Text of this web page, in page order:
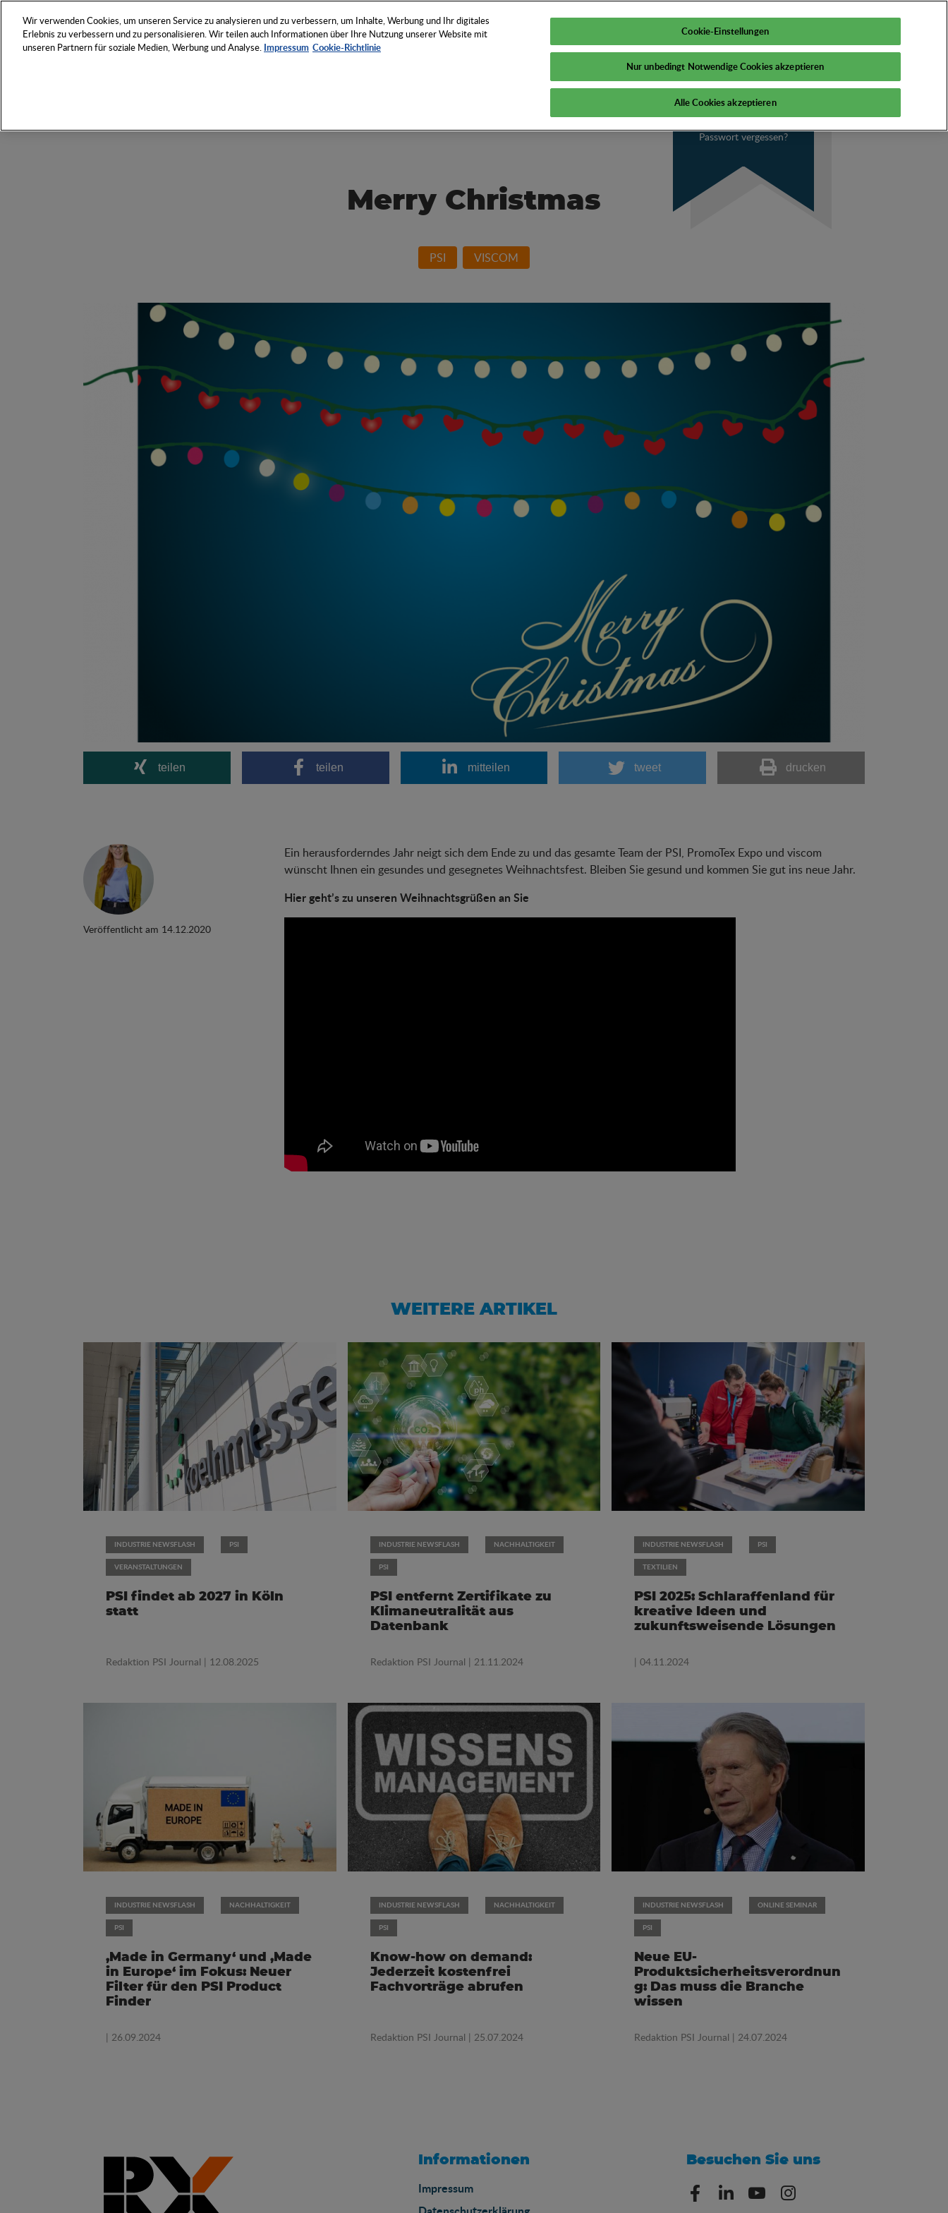
NETZWERK VERANSTALTUNGEN TOOLS NEWS KNOW-HOW FAQS DE
Passwort vergessen?
Mein PSI
Merry Christmas
PSI VISCOM
teilen teilen mitteilen tweet drucken
Veröffentlicht am 14.12.2020
Ein herausforderndes Jahr neigt sich dem Ende zu und das gesamte Team der PSI, PromoTex Expo und viscom
wünscht Ihnen ein gesundes und gesegnetes Weihnachtsfest. Bleiben Sie gesund und kommen Sie gut ins neue Jahr.
Hier geht’s zu unseren Weihnachtsgrüßen an Sie
WEITERE ARTIKEL
INDUSTRIE NEWSFLASH PSI
VERANSTALTUNGEN
PSI findet ab 2027 in Köln
statt
Redaktion PSI Journal | 12.08.2025
INDUSTRIE NEWSFLASH NACHHALTIGKEIT
PSI
PSI entfernt Zertifikate zu
Klimaneutralität aus
Datenbank
Redaktion PSI Journal | 21.11.2024
INDUSTRIE NEWSFLASH PSI
TEXTILIEN
PSI 2025: Schlaraffenland für
kreative Ideen und
zukunftsweisende Lösungen
| 04.11.2024
INDUSTRIE NEWSFLASH NACHHALTIGKEIT
PSI
‚Made in Germany‘ und ‚Made
in Europe‘ im Fokus: Neuer
Filter für den PSI Product
Finder
| 26.09.2024
INDUSTRIE NEWSFLASH NACHHALTIGKEIT
PSI
Know-how on demand:
Jederzeit kostenfrei
Fachvorträge abrufen
Redaktion PSI Journal | 25.07.2024
INDUSTRIE NEWSFLASH ONLINE SEMINAR
PSI
Neue EU-
Produktsicherheitsverordnun
g: Das muss die Branche
wissen
Redaktion PSI Journal | 24.07.2024
Informationen
Impressum
Besuchen Sie uns
Wir verwenden Cookies, um unseren Service zu analysieren und zu verbessern, um Inhalte, Werbung und Ihr digitales
Erlebnis zu verbessern und zu personalisieren. Wir teilen auch Informationen über Ihre Nutzung unserer Website mit
unseren Partnern für soziale Medien, Werbung und Analyse. Impressum Cookie-Richtlinie
Cookie-Einstellungen
Nur unbedingt Notwendige Cookies akzeptieren
Alle Cookies akzeptieren